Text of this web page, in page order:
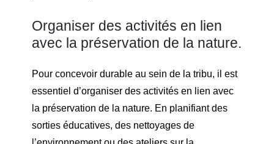
Organiser des activités en lien
avec la préservation de la nature.
Pour concevoir durable au sein de la tribu, il est
essentiel d’organiser des activités en lien avec
la préservation de la nature. En planifiant des
sorties éducatives, des nettoyages de